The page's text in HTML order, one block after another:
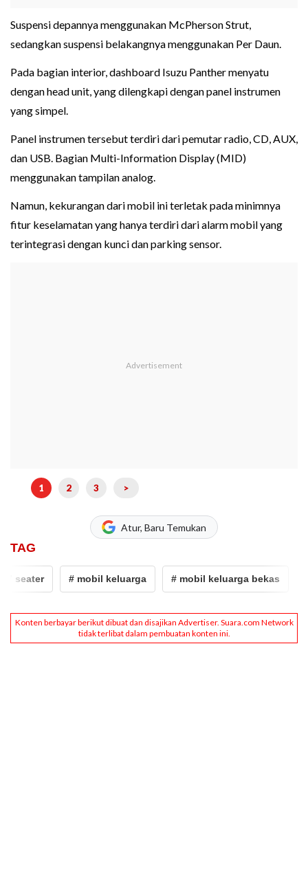
Suspensi depannya menggunakan McPherson Strut,
sedangkan suspensi belakangnya menggunakan Per Daun.
Pada bagian interior, dashboard Isuzu Panther menyatu
dengan head unit, yang dilengkapi dengan panel instrumen
yang simpel.
Panel instrumen tersebut terdiri dari pemutar radio, CD, AUX,
dan USB. Bagian Multi-Information Display (MID)
menggunakan tampilan analog.
Namun, kekurangan dari mobil ini terletak pada minimnya
fitur keselamatan yang hanya terdiri dari alarm mobil yang
terintegrasi dengan kunci dan parking sensor.
1 2 3 >
Atur, Baru Temukan
TAG
# mobil keluarga # mobil keluarga bekas #